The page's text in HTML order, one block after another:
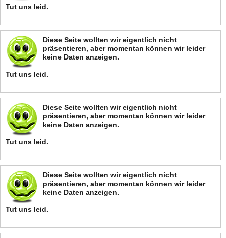
Tut uns leid.
Diese Seite wollten wir eigentlich nicht
präsentieren, aber momentan können wir leider
keine Daten anzeigen.
Tut uns leid.
Diese Seite wollten wir eigentlich nicht
präsentieren, aber momentan können wir leider
keine Daten anzeigen.
Tut uns leid.
Diese Seite wollten wir eigentlich nicht
präsentieren, aber momentan können wir leider
keine Daten anzeigen.
Tut uns leid.